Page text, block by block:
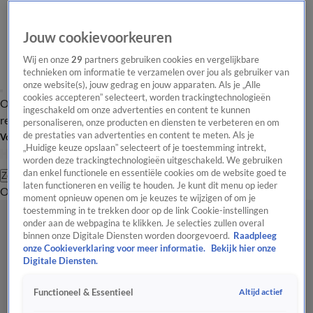
Overzicht Laatste nieuws Regionieuws Het beste van Hart
Tip de
redactie
Volg Hart van Nederland
Zoeken
OverzichtRegioUitzendingenWeerTip de redactiePanelVideo's
Jouw cookievoorkeuren
Wij en onze29 partners gebruiken cookies en vergelijkbare
technieken om informatie te verzamelen over jou als gebruiker van
onze website(s), jouw gedrag en jouw apparaten. Als je „Alle
cookies accepteren” selecteert, worden trackingtechnologieën
ingeschakeld om onze advertenties en content te kunnen
personaliseren, onze producten en diensten te verbeteren en om
de prestaties van advertenties en content te meten. Als je
„Huidige keuze opslaan” selecteert of je toestemming intrekt,
worden deze trackingtechnologieën uitgeschakeld. We gebruiken
dan enkel functionele en essentiële cookies om de website goed te
laten functioneren en veilig te houden. Je kunt dit menu op ieder
moment opnieuw openen om je keuzes te wijzigen of om je
toestemming in te trekken door op de link Cookie-instellingen
onder aan de webpagina te klikken. Je selecties zullen overal
binnen onze Digitale Diensten worden doorgevoerd. Raadpleeg
onze Cookieverklaring voor meer informatie.
Bekijk hier onze
Digitale Diensten.
Functioneel & Essentieel Altijd actief